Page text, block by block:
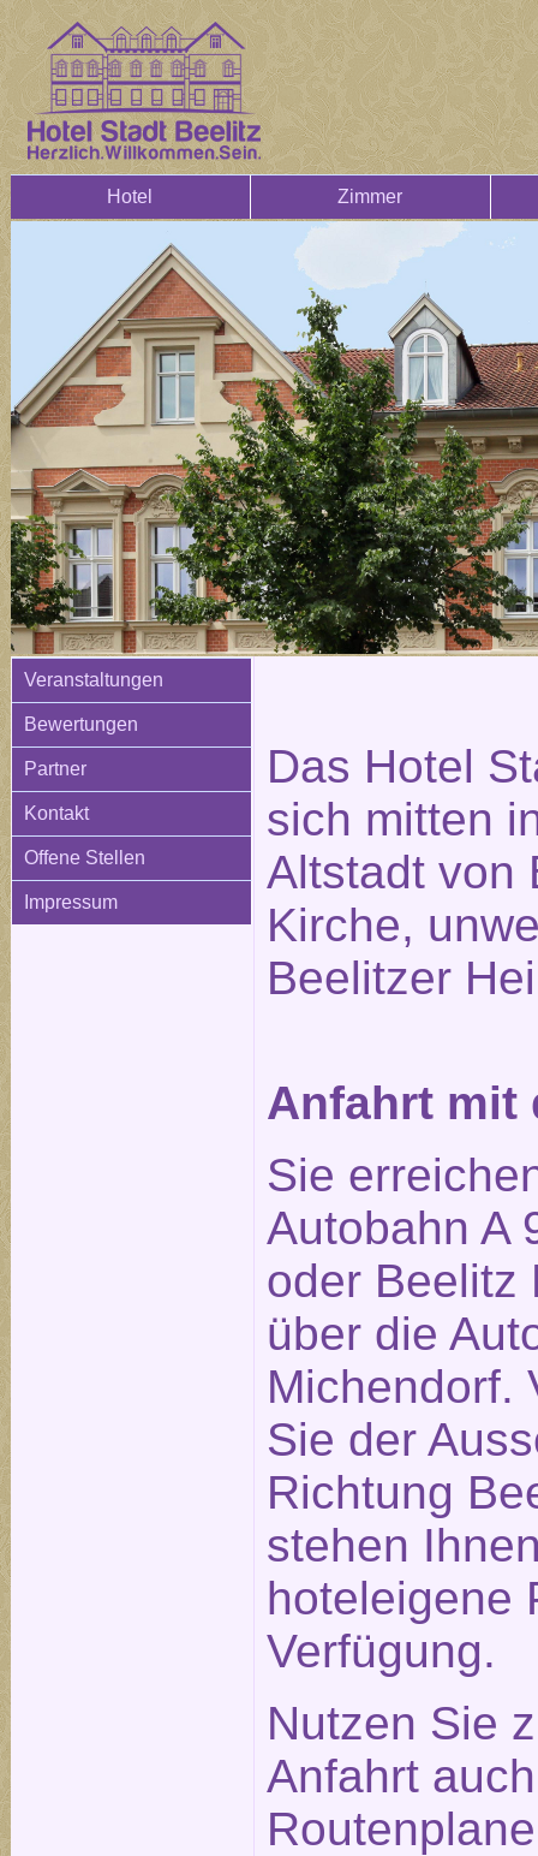
Hotel Zimmer
Veranstaltungen
Bewertungen
Partner
Kontakt
Offene Stellen
Impressum
Das Hotel
sich mitten
Altstadt von
Kirche,
Beelitzer
Anfahrt mit
Sie
Autobahn A
oder Beelitz
über die
Michendorf.
Sie der
Richtung
stehen
hoteleigene
Verfügung.
Nutzen Sie
Anfahrt